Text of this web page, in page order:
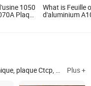
1050
Plaque
What is Feuille
d'aluminium
photogravure, plaque CTP sans processus, plaque d'impression offset Plus +